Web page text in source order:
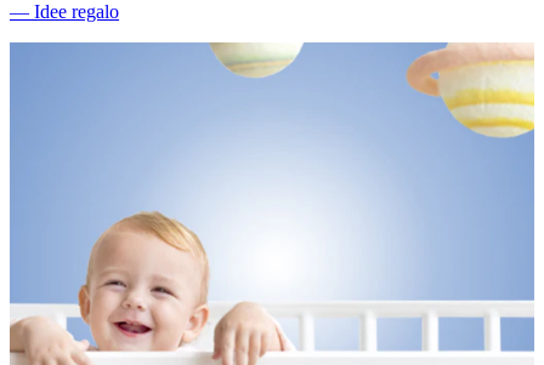
― Idee regalo